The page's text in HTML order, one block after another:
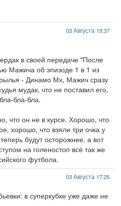
03 Августа 19:37
в своей передаче "После
Мажича об эпизоде 1 в 1 из
- Динамо Мх, Мажич сразу
мудак, что не поставил его,
бла-бла.
что он не в курсе. Хорошо, что
хорошо, что взяли три очка у
будут осторожнее, а вот
на голеностоп всё так же
футбола.
03 Августа 17:25
в суперкубке уже даже не